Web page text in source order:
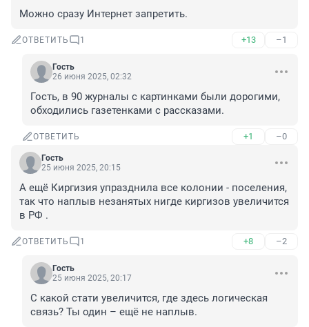
Можно сразу Интернет запретить.
ОТВЕТИТЬ 1 +13 –1
Гость
26 июня 2025, 02:32
Гость, в 90 журналы с картинками были дорогими,
обходились газетенками с рассказами.
ОТВЕТИТЬ +1 –0
Гость
25 июня 2025, 20:15
А ещё Киргизия упразднила все колонии - поселения,
так что наплыв незанятых нигде киргизов увеличится
в РФ .
ОТВЕТИТЬ 1 +8 –2
Гость
25 июня 2025, 20:17
С какой стати увеличится, где здесь логическая
связь? Ты один – ещё не наплыв.